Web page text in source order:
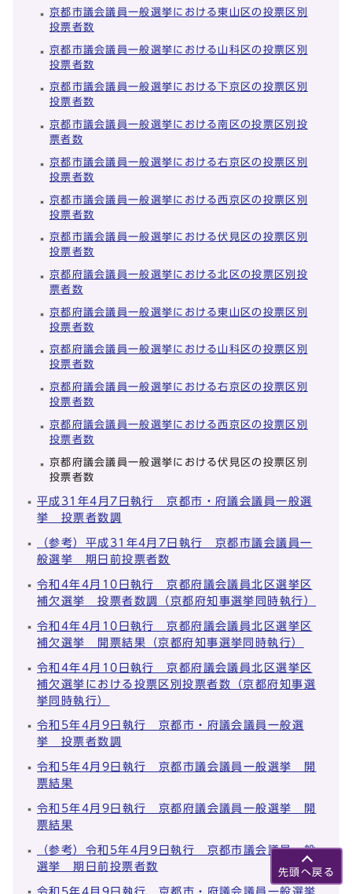
京都市議会議員一般選挙における東山区の投票区別
投票者数
京都市議会議員一般選挙における山科区の投票区別
投票者数
京都市議会議員一般選挙における下京区の投票区別
投票者数
京都市議会議員一般選挙における南区の投票区別投
票者数
京都市議会議員一般選挙における右京区の投票区別
投票者数
京都市議会議員一般選挙における西京区の投票区別
投票者数
京都市議会議員一般選挙における伏見区の投票区別
投票者数
京都府議会議員一般選挙における北区の投票区別投
票者数
京都府議会議員一般選挙における東山区の投票区別
投票者数
京都府議会議員一般選挙における山科区の投票区別
投票者数
京都府議会議員一般選挙における右京区の投票区別
投票者数
京都府議会議員一般選挙における西京区の投票区別
投票者数
京都府議会議員一般選挙における伏見区の投票区別
投票者数
平成31年4月7日執行 京都市・府議会議員一般選
挙 投票者数調
（参考）平成31年4月7日執行 京都市議会議員一
般選挙 期日前投票者数
令和4年4月10日執行 京都府議会議員北区選挙区
補欠選挙 投票者数調（京都府知事選挙同時執行）
令和4年4月10日執行 京都府議会議員北区選挙区
補欠選挙 開票結果（京都府知事選挙同時執行）
令和4年4月10日執行 京都府議会議員北区選挙区
補欠選挙における投票区別投票者数（京都府知事選
挙同時執行）
令和5年4月9日執行 京都市・府議会議員一般選
挙 投票者数調
令和5年4月9日執行 京都市議会議員一般選挙 開
票結果
令和5年4月9日執行 京都府議会議員一般選挙 開
票結果
（参考）令和5年4月9日執行 京都市議会議員一般
選挙 期日前投票者数
令和5年4月9日執行 京都市・府議会議員一般選挙
先頭へ戻る